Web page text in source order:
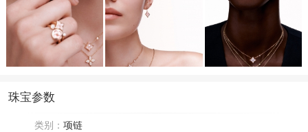
珠宝参数
类别： 项链